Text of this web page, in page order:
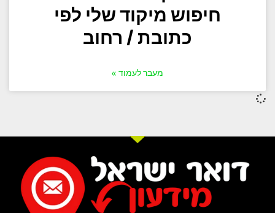
חיפוש מיקוד שלי לפי
כתובת / רחוב
מעבר לעמוד »